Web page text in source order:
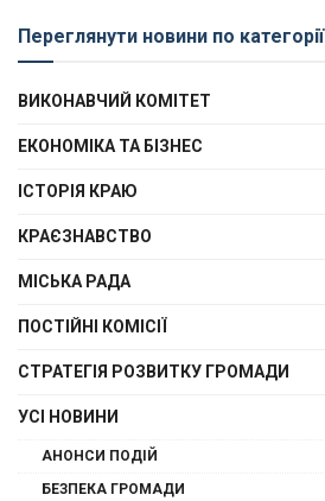
Переглянути новини по категорії
ВИКОНАВЧИЙ КОМІТЕТ
ЕКОНОМІКА ТА БІЗНЕС
ІСТОРІЯ КРАЮ
КРАЄЗНАВСТВО
МІСЬКА РАДА
ПОСТІЙНІ КОМІСІЇ
СТРАТЕГІЯ РОЗВИТКУ ГРОМАДИ
УСІ НОВИНИ
АНОНСИ ПОДІЙ
БЕЗПЕКА ГРОМАДИ